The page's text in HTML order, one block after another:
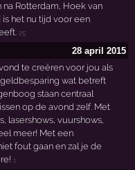
Rotterdam, Hoek van
het nu tijd voor een
25
28 april 2015
te creëren voor jou als
wat betreft
staan centraal
op de avond zelf. Met
lasershows, vuurshows,
meer! Met een
fout gaan en zal je de
1